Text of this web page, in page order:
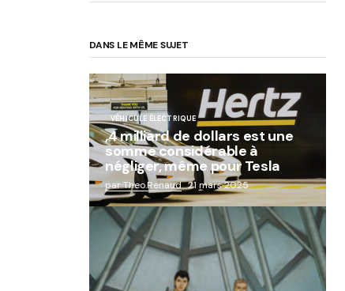
DANS LE MÊME SUJET
VÉHICULE ÉLECTRIQUE
,4 milliard de dollars est une
somme considérable à
négliger, même pour Tesla
par Theo.Renaud 21 mars 2025